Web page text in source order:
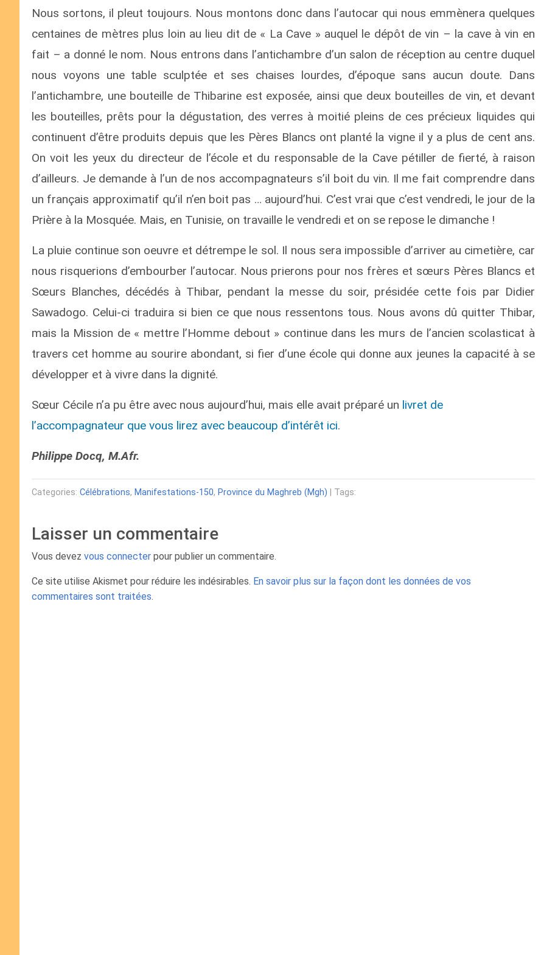
Nous sortons, il pleut toujours. Nous montons donc dans l’autocar qui nous emmènera quelques
centaines de mètres plus loin au lieu dit de « La Cave » auquel le dépôt de vin – la cave à vin en
fait – a donné le nom. Nous entrons dans l’antichambre d’un salon de réception au centre duquel
nous voyons une table sculptée et ses chaises lourdes, d’époque sans aucun doute. Dans
l’antichambre, une bouteille de Thibarine est exposée, ainsi que deux bouteilles de vin, et devant
les bouteilles, prêts pour la dégustation, des verres à moitié pleins de ces précieux liquides qui
continuent d’être produits depuis que les Pères Blancs ont planté la vigne il y a plus de cent ans.
On voit les yeux du directeur de l’école et du responsable de la Cave pétiller de fierté, à raison
d’ailleurs. Je demande à l’un de nos accompagnateurs s’il boit du vin. Il me fait comprendre dans
un français approximatif qu’il n’en boit pas … aujourd’hui. C’est vrai que c’est vendredi, le jour de la
Prière à la Mosquée. Mais, en Tunisie, on travaille le vendredi et on se repose le dimanche !
La pluie continue son oeuvre et détrempe le sol. Il nous sera impossible d’arriver au cimetière, car
nous risquerions d’embourber l’autocar. Nous prierons pour nos frères et sœurs Pères Blancs et
Sœurs Blanches, décédés à Thibar, pendant la messe du soir, présidée cette fois par Didier
Sawadogo. Celui-ci traduira si bien ce que nous ressentons tous. Nous avons dû quitter Thibar,
mais la Mission de « mettre l’Homme debout » continue dans les murs de l’ancien scolasticat à
travers cet homme au sourire abondant, si fier d’une école qui donne aux jeunes la capacité à se
développer et à vivre dans la dignité.
Sœur Cécile n’a pu être avec nous aujourd’hui, mais elle avait préparé un livret de
l’accompagnateur que vous lirez avec beaucoup d’intérêt ici.
Philippe Docq, M.Afr.
Categories: Célébrations, Manifestations-150, Province du Maghreb (Mgh) | Tags:
Laisser un commentaire
Vous devez vous connecter pour publier un commentaire.
Ce site utilise Akismet pour réduire les indésirables. En savoir plus sur la façon dont les données de vos
commentaires sont traitées.